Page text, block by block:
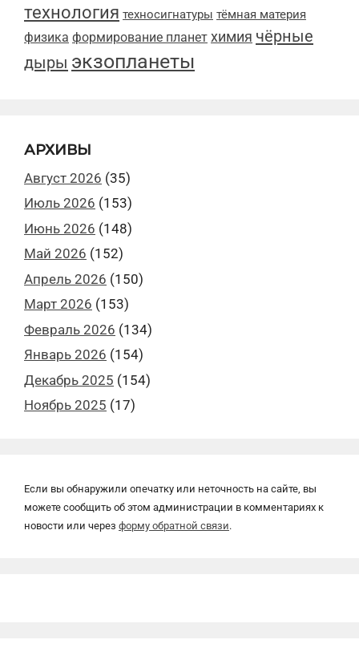
технология техносигнатуры тёмная материя
физика формирование планет химия чёрные
дыры экзопланеты
АРХИВЫ
Август 2026 (35)
Июль 2026 (153)
Июнь 2026 (148)
Май 2026 (152)
Апрель 2026 (150)
Март 2026 (153)
Февраль 2026 (134)
Январь 2026 (154)
Декабрь 2025 (154)
Ноябрь 2025 (17)
Если вы обнаружили опечатку или неточность на сайте, вы
можете сообщить об этом администрации в комментариях к
новости или через форму обратной связи.